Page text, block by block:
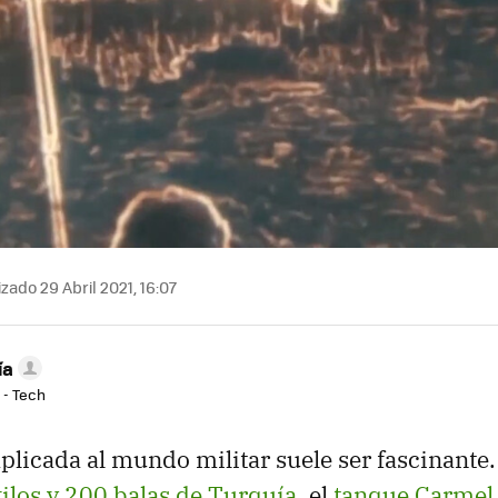
29 Abril 2021, 16:07
Tech
al mundo militar suele ser